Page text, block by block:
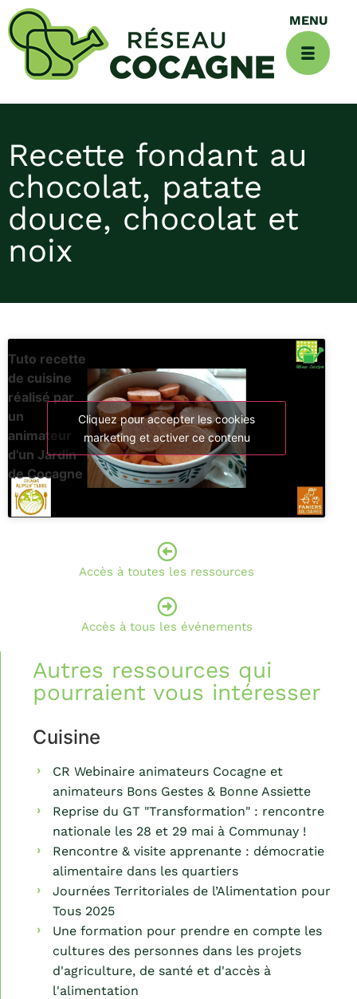
Recette fondant au
chocolat, patate
douce, chocolat et
noix
Tuto recette
de cuisine
réalisé par
un
animateur
d'un Jardin
de Cocagne
Cliquez pour accepter les cookies
marketing et activer ce contenu
Accès à toutes les ressources
Accès à tous les événements
Autres ressources qui
pourraient vous intéresser
Cuisine
CR Webinaire animateurs Cocagne et
animateurs Bons Gestes & Bonne Assiette
Reprise du GT "Transformation" : rencontre
nationale les 28 et 29 mai à Communay !
Rencontre & visite apprenante : démocratie
alimentaire dans les quartiers
Journées Territoriales de l’Alimentation pour
Tous 2025
Une formation pour prendre en compte les
cultures des personnes dans les projets
d'agriculture, de santé et d'accès à
l'alimentation